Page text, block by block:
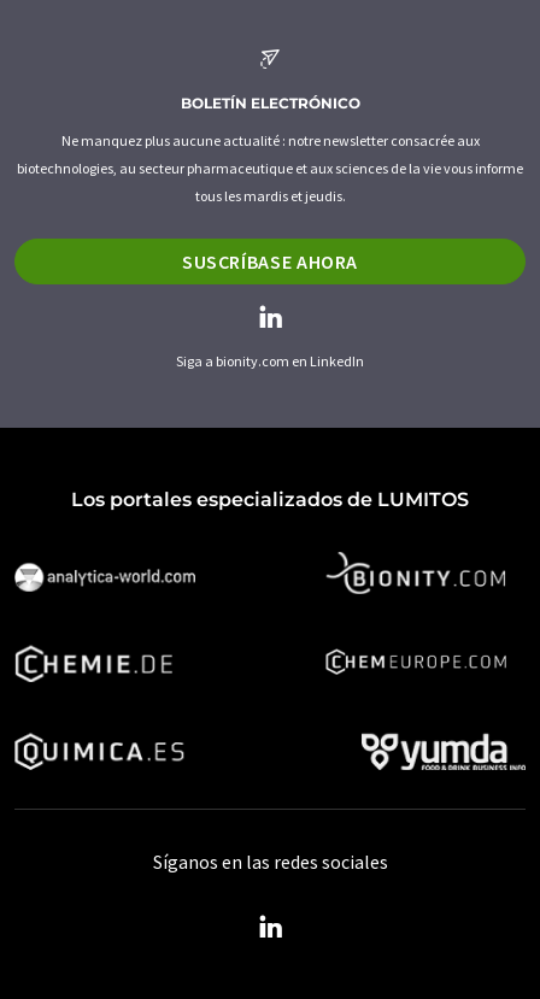
BOLETÍN ELECTRÓNICO
Ne manquez plus aucune actualité : notre newsletter consacrée aux
biotechnologies, au secteur pharmaceutique et aux sciences de la vie vous informe
tous les mardis et jeudis.
SUSCRÍBASE AHORA
Siga a bionity.com en LinkedIn
Los portales especializados de LUMITOS
Síganos en las redes sociales